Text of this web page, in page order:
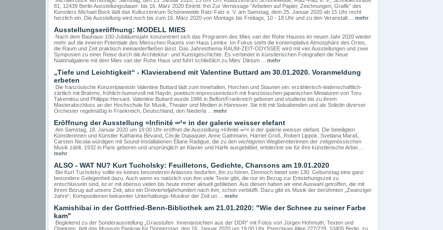
81, 12439 Berlin Ausstellungsdauer: bis 16. März 2020 Eintritt: frei Zur Vernissage “Arbeiten auf Papier, Zeichnungen, Grafik” des
Künstlers Michael Bock lädt das Kulturzentrum Schöneweide Ratz-Fatz e. V. am Samstag, dem 25. Januar 2020 ab 15 Uhr recht
herzlich ein. Die Ausstellung wird noch bis zum 16. März 2020 von Montags bis Freitags, 10 - 18 Uhr und zu den Veranstalt ... mehr
Ausstellungseröffnung: MODELL MIES
Nach dem Bauhaus-100-Jubiläumsjahr konzentriert sich das Programm des Mies van der Rohe Hauses im neuen Jahr 2020 wieder
mehr auf die inneren Potentiale des Miesschen Raums von Haus Lemke. Im Fokus steht die kontemplative Atmosphäre des Ortes,
die Raum und Zeit praktisch ineinanderfließen lässt. Das Jahresthema RAUM-ZEIT-ODYSSEE wird mit vier Ausstellungen und zwei
Symposien zu einer Reise durch die Architektur- und Kunstgeschichte. Es verbindet in künstlerischen Fotografien die Neue
Nationalgalerie mit dem Mies van der Rohe Haus und führt schließlich zu Mies‘ Diktum ... mehr
„Tiefe und Leichtigkeit“ - Klavierabend mit Valentine Buttard am 30.01.2020. Voranmeldung
erbeten
Die französische Konzertpianistin Valentine Buttard lädt zum Innehalten, Horchen und Staunen ein: erzählerisch-leidenschaftlich-
zärtlich mit Brahms, fröhlich-humorvoll mit Haydn, poetisch-impressionistisch mit französischen-japanischen Miniaturen von Toru
Takemitsu und Philippe Hersant. Valentine Buttard wurde 1986 in Belfort/Frankreich geboren und studierte bis zu ihrem
Masterabschluss an der Hochschule für Musik, Theater und Medien in Hannover. Sie tritt mit Soloabenden und als Solistin diverser
Orchester regelmäßig in Frankreich, Deutschland, den Niederla ... mehr
Eröffnung der Ausstellung »Infinité ∞²« in der galerie weisser elefant
Am Samstag, 18. Januar 2020 um 19:00 Uhr eröffnet die Ausstellung »Infinité ∞²« in der galerie weisser elefant. Die beteiligten
Künstlerinnen und Künstler Katharina Bévand, Cécile Dupaquier, Anne Gathmann, Harriet Groß, Robert Lippok, Svetlana Maraš,
Carsten Nicolai würdigen mit Sound-Installationen Éliane Radigue, die zu den wichtigsten Wegbereiterinnen der zeitgenössischen
Musik zählt. 1932 in Paris geboren und ursprünglich an Klavier und Harfe ausgebildet, entdeckte sie für ihre künstlerische Arbei ...
mehr
ALSO - WAT NU? Kurt Tucholsky: Feuilletons, Gedichte, Chansons am 19.01.2020
Bei Kurt Tucholsky sollte es keines besonderen Anlasses bedürfen, ihn zu hören. Dennoch bietet sein 130. Geburtstag eine ganz
besondere Gelegenheit dazu. Auch wenn es natürlich von ihm viele Texte gibt, die nur im Bezug zur Entstehungszeit zu
entschlüsseln sind, ist er mit ebenso vielen bis heute immer aktuell geblieben. Aus diesen haben wir eine Auswahl getroffen, die mit
ihrem Bezug auf unsere Zeit, also ein Dreivierteljahrhundert nach ihm, schon verblüfft. Dazu gibt es Musik der berühmten „Zwanziger
Jahre“; Kompositionen bekannter Unterhaltungs-Musiker der Zeit un ... mehr
Kamishibai in der Gottfried-Benn-Bibliothek am 21.01.2020: "Wie der Schnee zu seiner Farbe
kam"
Begleitend zu der Sonderausstellung „Graustufen. Innenansichten aus der DDR“ mit Fotos von Jürgen Hohmuth, Texten und
Objekten, lädt das Museum Pankow für Donnerstag, den 16. Januar 2020 um 19.00 Uhr, Prenzlauer Allee 227/228, 10405 Berlin, zu